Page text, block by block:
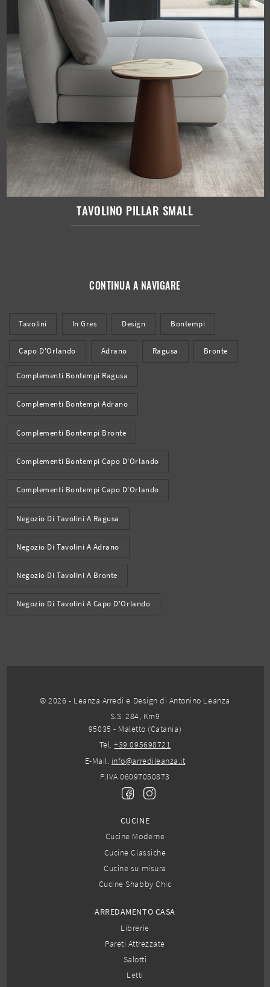
TAVOLINO PILLAR SMALL
CONTINUA A NAVIGARE
Tavolini In Gres Design Bontempi
Capo D'Orlando Adrano Ragusa Bronte
Complementi Bontempi Ragusa
Complementi Bontempi Adrano
Complementi Bontempi Bronte
Complementi Bontempi Capo D'Orlando
Complementi Bontempi Capo D'Orlando
Negozio Di Tavolini A Ragusa
Negozio Di Tavolini A Adrano
Negozio Di Tavolini A Bronte
Negozio Di Tavolini A Capo D'Orlando
© 2026 - Leanza Arredi e Design di Antonino Leanza
S.S. 284, Km9
95035 - Maletto (Catania)
Tel.+39 095698721
E-Mail. info@arredileanza.it
P.IVA 06097050873
CUCINE
Cucine Moderne
Cucine Classiche
Cucine su misura
Cucine Shabby Chic
ARREDAMENTO CASA
Librerie
Pareti Attrezzate
Salotti
Letti